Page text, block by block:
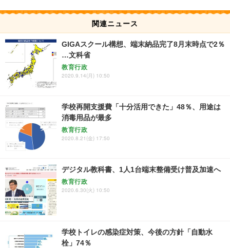
関連ニュース
GIGAスクール構想、端末納品完了8月末時点で2％
…文科省
教育行政
2020.9.14(月) 10:50
学校再開支援費「十分活用できた」48％、用途は
消毒用品が最多
教育行政
2020.8.21(金) 17:50
デジタル教科書、1人1台端末整備受け普及加速へ
教育行政
2020.6.30(火) 10:50
学校トイレの感染症対策、今後の方針「自動水
栓」74％